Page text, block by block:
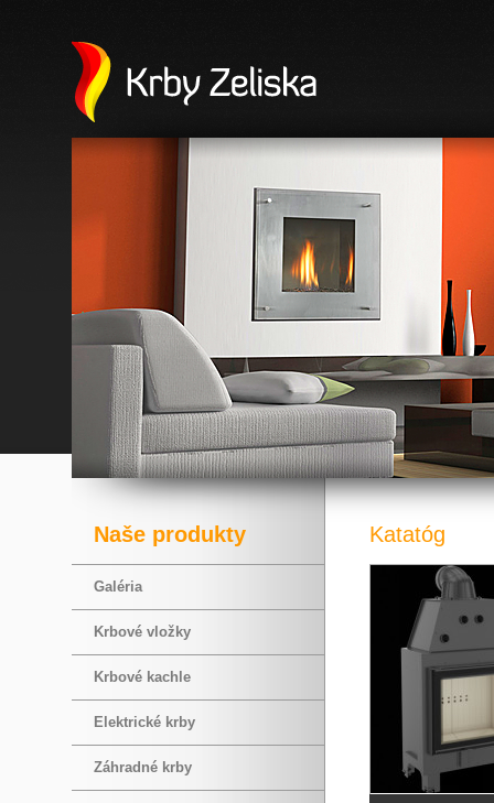
Naše produkty
Galéria
Krbové vložky
Krbové kachle
Elektrické krby
Záhradné krby
Katatóg